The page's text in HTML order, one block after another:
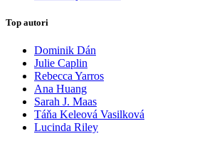
Top autori
Dominik Dán
Julie Caplin
Rebecca Yarros
Ana Huang
Sarah J. Maas
Táňa Keleová Vasilková
Lucinda Riley